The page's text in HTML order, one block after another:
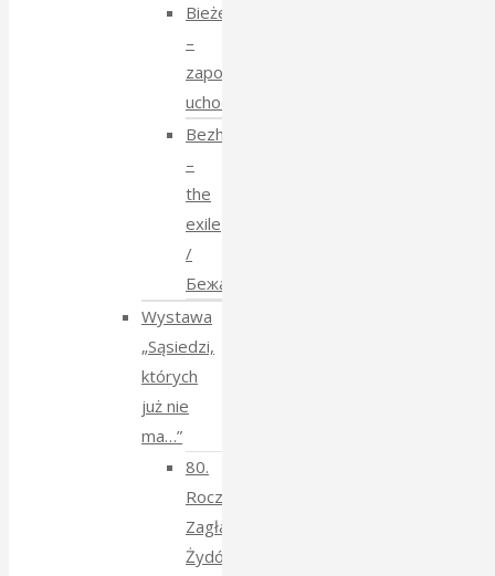
Bieżeństwo
–
zapomniane
uchodźstwo
Bezhenstvo
–
the
exile
/
Бежанства
Wystawa
„Sąsiedzi,
których
już nie
ma…”
80.
Rocznica
Zagłady
Żydów